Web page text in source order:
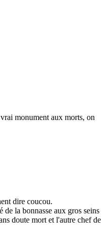
monument aux morts, on
dire coucou.
de la bonnasse aux gros seins
doute mort et l'autre chef de